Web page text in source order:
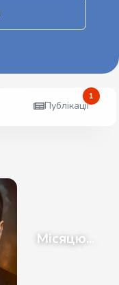
Публікації
1
Місяцю...